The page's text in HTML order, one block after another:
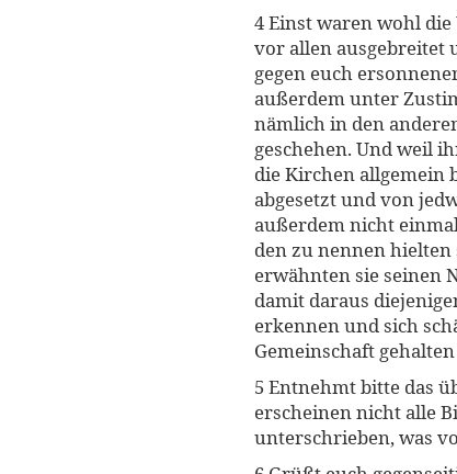
4 Einst waren wohl
vor allen ausgebreitet
gegen euch
außerdem unter
nämlich in den
geschehen. Und weil
die Kirchen allgemein
abgesetzt und von
außerdem nicht
den zu nennen
erwähnten sie seinen
damit daraus
erkennen und sich
Gemeinschaft
5 Entnehmt bitte das
erscheinen nicht alle
unterschrieben, was